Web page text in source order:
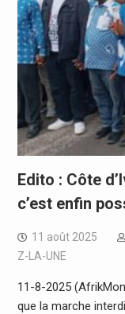
Edito : Côte
c’est enfin
11 août 2025
Z-LA-UNE
11-8-2025
que la marche